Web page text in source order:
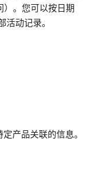
）。您可以按日期
动记录。
产品关联的信息。